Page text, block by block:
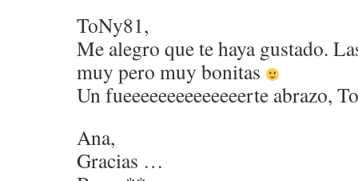
ToNy81,
Me alegro que te haya gustado.
muy pero muy bonitas
Un fueeeeeeeeeeeeeerte abrazo,
Ana,
Gracias …